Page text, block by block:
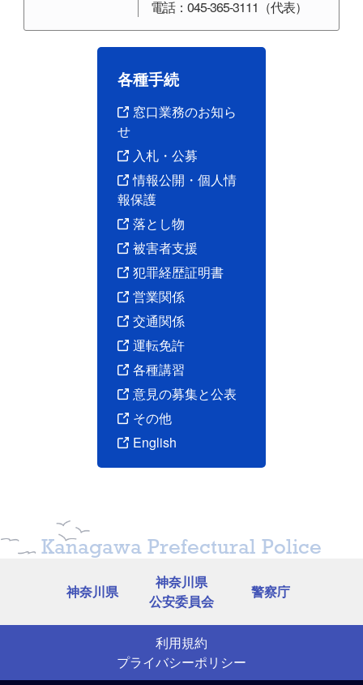
電話：045-365-3111（代表）
各種手続
窓口業務のお知ら
せ
入札・公募
情報公開・個人情
報保護
落とし物
被害者支援
犯罪経歴証明書
営業関係
交通関係
運転免許
各種講習
意見の募集と公表
その他
English
Kanagawa Prefectural Police
神奈川県
神奈川県
公安委員会
警察庁
利用規約
プライバシーポリシー